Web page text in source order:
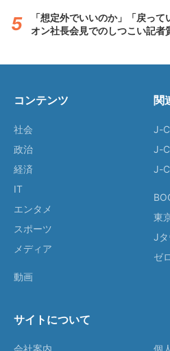
「想定外でいいのか」「戻っ
オン社長会見でのしつこい記者
コンテンツ
社会
政治
経済
IT
エンタメ
スポーツ
メディア
動画
関
J-
J-
J-
東
Jタ
ゼ
サイトについて
会社案内 個